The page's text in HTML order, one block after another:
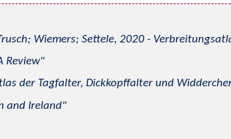
Wiemers; Settele, 2020 -
Review
der Tagfalter, Dickkopffalter und
and Ireland